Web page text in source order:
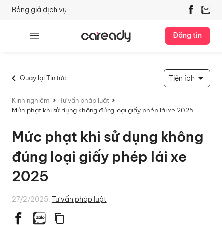
Bảng giá dịch vụ
Đăng tin
Quay lại Tin tức Tiện ích
Kinh nghiệm
Tư vấn pháp luật
Mức phạt khi sử dụng không đúng loại giấy phép lái xe 2025
Mức phạt khi sử dụng không
đúng loại giấy phép lái xe
2025
27/2/2025. Tư vấn pháp luật